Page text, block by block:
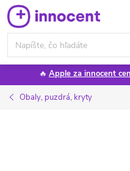
Prejsť
na
obsah
🔥 Apple za innocent
Obaly, puzdrá, kryty